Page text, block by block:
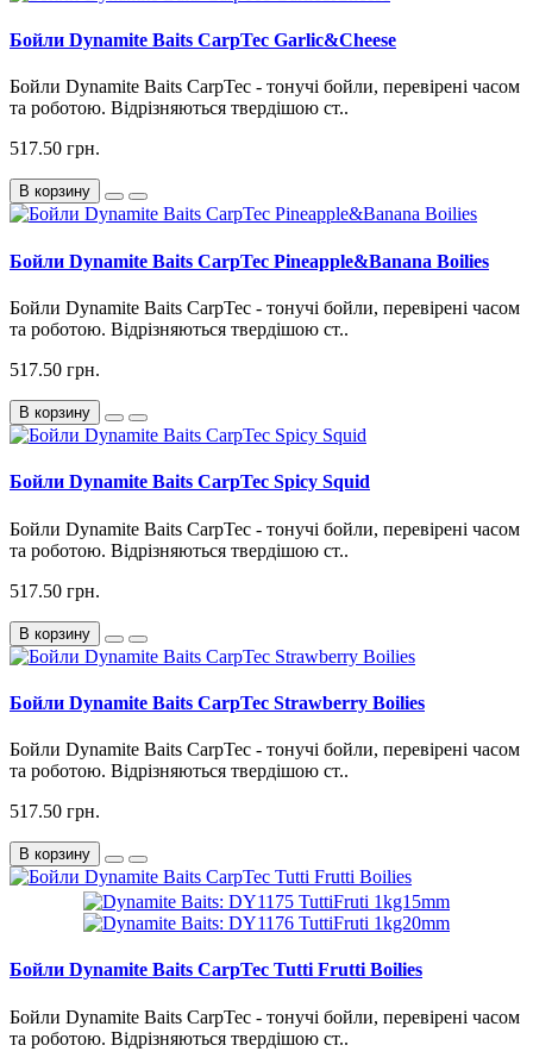
Бойли Dynamite Baits CarpTec Garlic&Cheese
Бойли Dynamite Baits CarpTec - тонучі бойли, перевірені часом
та роботою. Відрізняються твердішою ст..
517.50 грн.
В корзину
Бойли Dynamite Baits CarpTec Pineapple&Banana Boilies
Бойли Dynamite Baits CarpTec - тонучі бойли, перевірені часом
та роботою. Відрізняються твердішою ст..
517.50 грн.
В корзину
Бойли Dynamite Baits CarpTec Spicy Squid
Бойли Dynamite Baits CarpTec - тонучі бойли, перевірені часом
та роботою. Відрізняються твердішою ст..
517.50 грн.
В корзину
Бойли Dynamite Baits CarpTec Strawberry Boilies
Бойли Dynamite Baits CarpTec - тонучі бойли, перевірені часом
та роботою. Відрізняються твердішою ст..
517.50 грн.
В корзину
Бойли Dynamite Baits CarpTec Tutti Frutti Boilies
Бойли Dynamite Baits CarpTec - тонучі бойли, перевірені часом
та роботою. Відрізняються твердішою ст..